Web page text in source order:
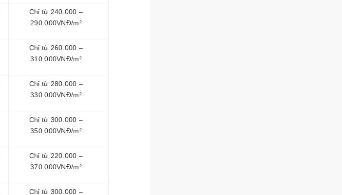
Chỉ từ 240.000 –
290.000VNĐ/m²
Chỉ từ 260.000 –
310.000VNĐ/m²
Chỉ từ 280.000 –
330.000VNĐ/m²
Chỉ từ 300.000 –
350.000VNĐ/m²
Chỉ từ 220.000 –
370.000VNĐ/m²
Chỉ từ 300.000 –